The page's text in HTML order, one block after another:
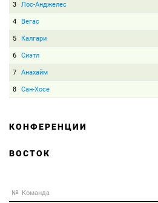
3 Лос-Анджелес
4 Вегас
5 Калгари
6 Сиэтл
7 Анахайм
8 Сан-Хосе
КОНФЕРЕНЦИИ
ВОСТОК
№ Команда